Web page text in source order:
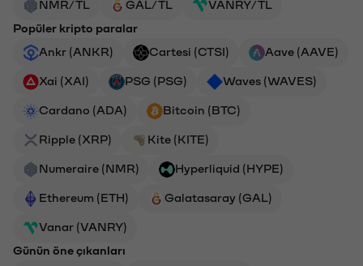
NMR/TL GAL/TL
VANRY/TL
Popüler kripto paralar
Ankr (ANKR)
Cartesi (CTSI) Aave (AAVE)
Xai (XAI) PSG (PSG) Waves (WAVES)
Cardano (ADA) Bitcoin (BTC)
Ripple (XRP) Kite (KITE)
Numeraire (NMR) Hyperliquid (HYPE)
Ethereum (ETH) Galatasaray (GAL)
Vanar (VANRY)
Günün öne çıkanları